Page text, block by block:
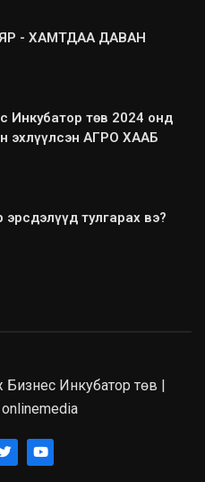
- ХАМТДАА ДАВАН
Инкубатор төв 2024 онд
эхлүүлсэн АГРО ХААБ
тулгарах вэ?
Инкубатор төв |
onlinemedia